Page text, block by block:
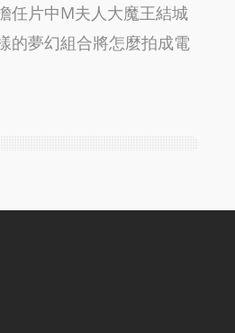
任片中M夫人大魔王結城
的夢幻組合將怎麼拍成電